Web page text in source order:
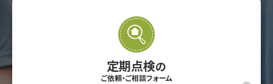
定期点検の
ご依頼・ご相談フォーム